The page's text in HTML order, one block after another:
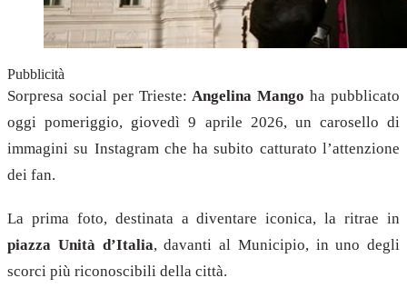
Pubblicità
Sorpresa social per Trieste:Angelina Mango ha pubblicato
oggi pomeriggio, giovedì 9 aprile 2026, un carosello di
immagini su Instagram che ha subito catturato l’attenzione
dei fan.
La prima foto, destinata a diventare iconica, la ritrae in
piazza Unità d’Italia, davanti al Municipio, in uno degli
scorci più riconoscibili della città.